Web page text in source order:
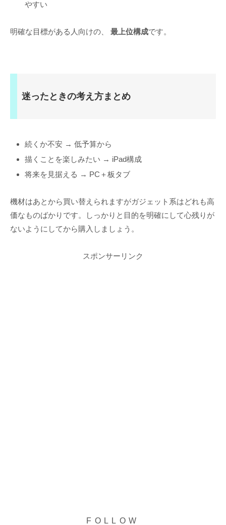
やすい
明確な目標がある人向けの、 最上位構成です。
迷ったときの考え方まとめ
続くか不安 → 低予算から
描くことを楽しみたい → iPad構成
将来を見据える → PC＋板タブ
機材はあとから買い替えられますがガジェット系はどれも高
価なものばかりです。しっかりと目的を明確にして心残りが
ないようにしてから購入しましょう。
スポンサーリンク